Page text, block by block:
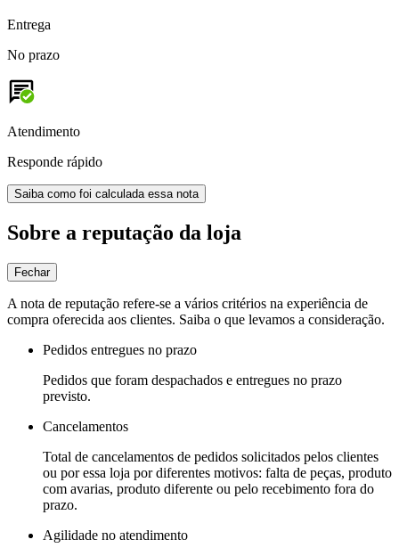
Entrega
No prazo
Atendimento
Responde rápido
Saiba como foi calculada essa nota
Sobre a reputação da loja
Fechar
A nota de reputação refere-se a vários critérios na experiência de
compra oferecida aos clientes. Saiba o que levamos a consideração.
Pedidos entregues no prazo
Pedidos que foram despachados e entregues no prazo
previsto.
Cancelamentos
Total de cancelamentos de pedidos solicitados pelos clientes
ou por essa loja por diferentes motivos: falta de peças, produto
com avarias, produto diferente ou pelo recebimento fora do
prazo.
Agilidade no atendimento